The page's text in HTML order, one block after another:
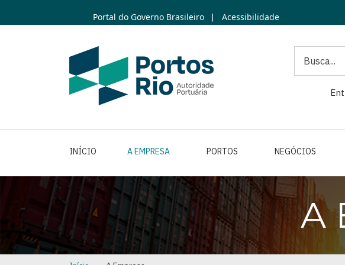
to
Portal do Governo Brasileiro | Acessibilidade
INÍCIO A EMPRESA PORTOS NEGÓCIOS
A